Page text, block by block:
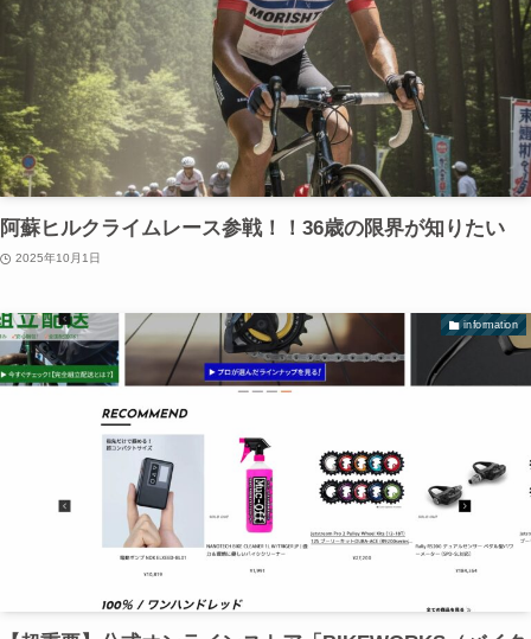
阿蘇ヒルクライムレース参戦！！36歳の限界が知りたい
2025年10月1日
information